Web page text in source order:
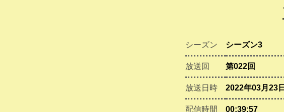
シーズン シーズン3
放送回 第022回
放送日時 2022年03月23日
配信時間 00:39:57